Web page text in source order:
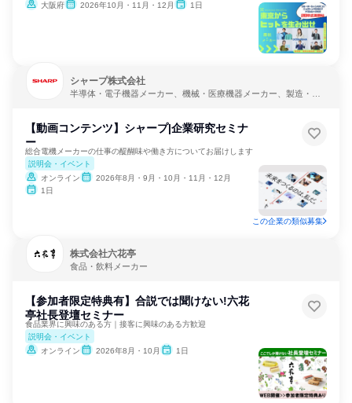
大阪府
2026年10月・11月・12月 1日
シャープ株式会社
半導体・電子機器メーカー、機械・医療機器メーカー、製造・メ
【動画コンテンツ】シャープ|企業研究セミナ
ー
総合電機メーカーの仕事の醍醐味や働き方についてお届けします
説明会・イベント
オンライン
2026年8月・9月・10月・11月・12月
1日
この企業の類似募集
株式会社六花亭
食品・飲料メーカー
【参加者限定特典有】合説では聞けない!六花
亭社長登壇セミナー
食品業界に興味のある方｜接客に興味のある方歓迎
説明会・イベント
オンライン
2026年8月・10月 1日